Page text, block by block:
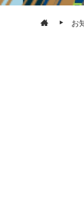
お